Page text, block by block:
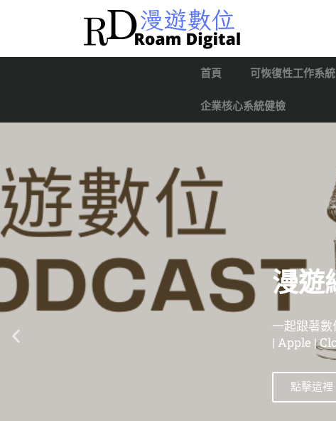
首頁 可恢復性工作系統
企業核心系統健檢